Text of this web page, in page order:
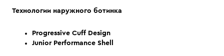
Технологии наружного ботинка
Progressive Cuff Design
Junior Performance Shell